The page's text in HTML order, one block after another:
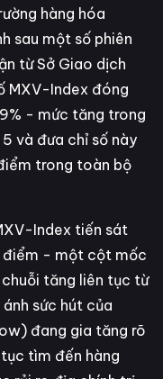
hàng hóa
sau một số phiên
từ Sở Giao dịch
MXV-Index đóng
- mức tăng trong
và đưa chỉ số này
trong toàn bộ
Index tiến sát
điểm - một cột mốc
tăng liên tục từ
sức hút của
đang gia tăng rõ
tìm đến hàng